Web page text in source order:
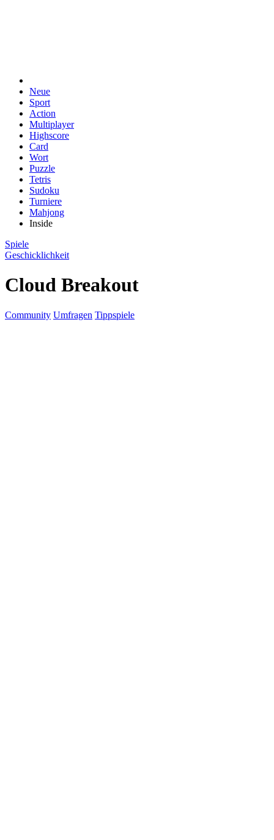
Neue
Sport
Action
Multiplayer
Highscore
Card
Wort
Puzzle
Tetris
Sudoku
Turniere
Mahjong
Inside
Spiele
Geschicklichkeit
Cloud Breakout
Community Umfragen Tippspiele